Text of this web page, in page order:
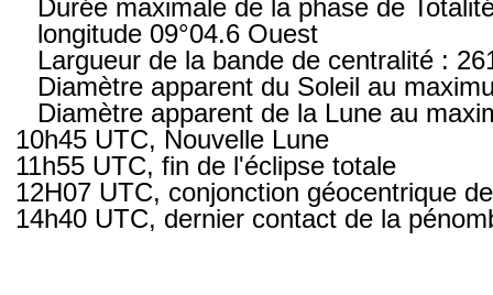
Durée maximale de la phase de
longitude 09°04.6 Ouest
Largueur de la bande de centralité :
Diamètre apparent du Soleil au
Diamètre apparent de la Lune au
10h45 UTC, Nouvelle Lune
11h55 UTC, fin de l'éclipse totale
12H07 UTC, conjonction géocentrique
14h40 UTC, dernier contact de la